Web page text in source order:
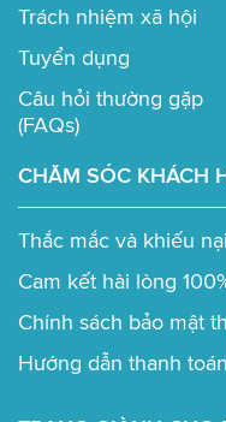
Trách nhiệm xã hội
Tuyển dụng
Câu hỏi thường gặp
(FAQs)
CHĂM SÓC KHÁCH
Thắc mắc và khiếu nại
Cam kết hài lòng
Chính sách bảo mật
Hướng dẫn thanh toán